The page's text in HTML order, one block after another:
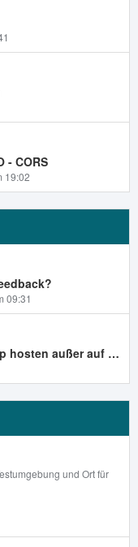
- CORS
19:02
09:31
außer auf einem VPS?
und Ort für